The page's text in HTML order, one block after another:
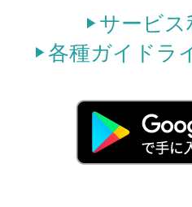
サービ
各種ガイドラ